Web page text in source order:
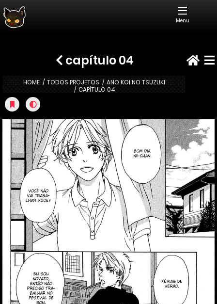
Menu
capítulo 04
HOME TODOS PROJETOS
ANO KOI NO TSUZUKI
CAPÍTULO 04